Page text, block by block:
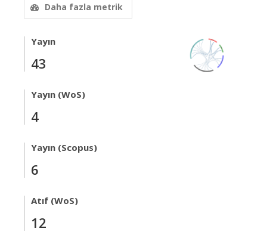
Daha fazla metrik
Yayın
43
Yayın (WoS)
4
Yayın (Scopus)
6
Atıf (WoS)
12